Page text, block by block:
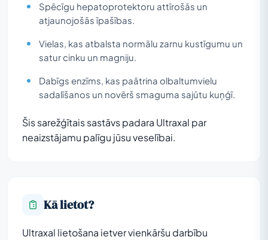
Spēcīgu hepatoprotektoru attīrošās un
atjaunojošās īpašības.
Vielas, kas atbalsta normālu zarnu kustīgumu un
satur cinku un magniju.
Dabīgs enzīms, kas paātrina olbaltumvielu
sadalīšanos un novērš smaguma sajūtu kuņģī.
Šis sarežģītais sastāvs padara Ultraxal par
neaizstājamu palīgu jūsu veselībai.
Kā lietot?
Ultraxal lietošana ietver vienkāršu darbību